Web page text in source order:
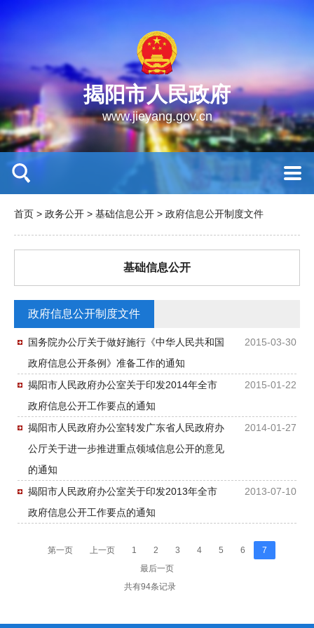
揭阳市人民政府
www.jieyang.gov.cn
首页 > 政务公开 > 基础信息公开 > 政府信息公开制度文件
基础信息公开
政府信息公开制度文件
2015-03-30
国务院办公厅关于做好施行《中华人民共和国
政府信息公开条例》准备工作的通知
2015-01-22
揭阳市人民政府办公室关于印发2014年全市
政府信息公开工作要点的通知
2014-01-27
揭阳市人民政府办公室转发广东省人民政府办
公厅关于进一步推进重点领域信息公开的意见
的通知
2013-07-10
揭阳市人民政府办公室关于印发2013年全市
政府信息公开工作要点的通知
第一页 上一页 1 2 3 4 5 6
7
最后一页
共有94条记录